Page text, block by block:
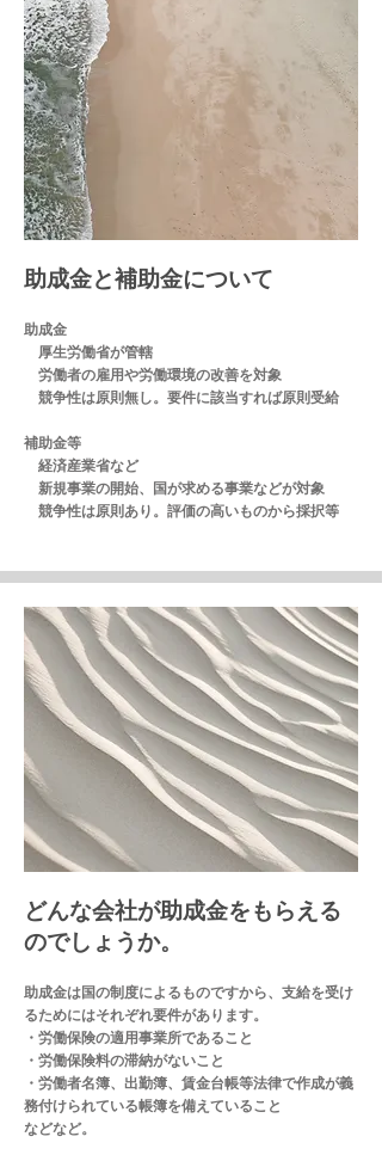
助成金と補助金について
助成金
厚生労働省が管轄
労働者の雇用や労働環境の改善を対象
競争性は原則無し。要件に該当すれば原則受給
補助金等
経済産業省など
新規事業の開始、国が求める事業などが対象
​競争性は原則あり。評価の高いものから採択等
​どんな会社が助成金をもらえる
のでしょうか。
助成金は国の制度によるものですから、支給を受け
るためにはそれぞれ要件があります。
・労働保険の適用事業所であること
・労働保険料の滞納がないこと
・労働者名簿、出勤簿、賃金台帳等法律で作成が義
務付けられている帳簿を備えていること
などなど。